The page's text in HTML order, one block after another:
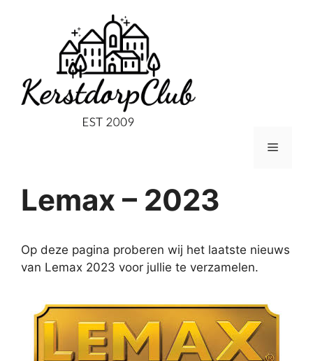
Menu
Lemax – 2023
Op deze pagina proberen wij het laatste nieuws
van Lemax 2023 voor jullie te verzamelen.